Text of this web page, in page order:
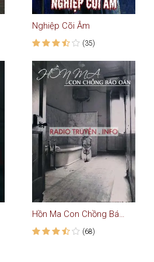
Nghiệp Cõi Âm
(35)
Hồn Ma Con Chồng Báo Oán - Truyện Ma
(68)